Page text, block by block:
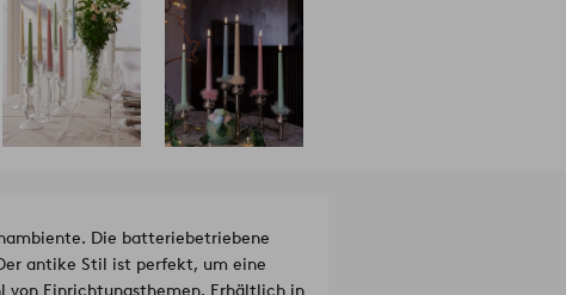
Die batteriebetriebene
antike Stil ist perfekt, um eine
von Einrichtungsthemen. Erhältlich in